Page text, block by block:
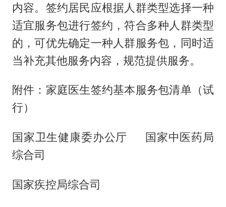
内容。签约居民应根据人群类型选择一种
适宜服务包进行签约，符合多种人群类型
的，可优先确定一种人群服务包，同时适
当补充其他服务内容，规范提供服务。
附件：家庭医生签约基本服务包清单（试
行）
国家卫生健康委办公厅 国家中医药局
综合司
国家疾控局综合司